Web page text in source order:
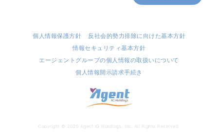
個人情報保護方針
反社会的勢力排除に向けた基本方針
情報セキュリティ基本方針
エージェントグループの個人情報の取扱いについて
個人情報開示請求手続き
Copyright © 2025 Agent IG Holdings, Inc. All Rights Reserved.